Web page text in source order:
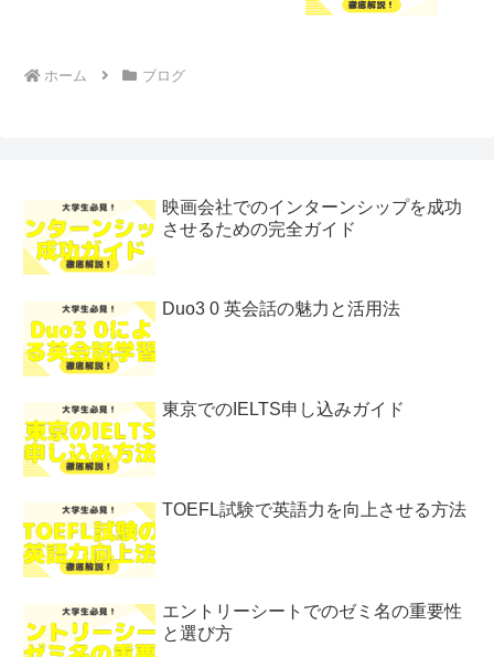
ホーム ブログ
映画会社でのインターンシップを成功
させるための完全ガイド
Duo3 0 英会話の魅力と活用法
東京でのIELTS申し込みガイド
TOEFL試験で英語力を向上させる方法
エントリーシートでのゼミ名の重要性
と選び方